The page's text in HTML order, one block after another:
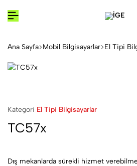
Ana Sayfa Mobil Bilgisayarlar El Tipi
Kategori El Tipi Bilgisayarlar
TC57x
Dış mekanlarda sürekli hizmet